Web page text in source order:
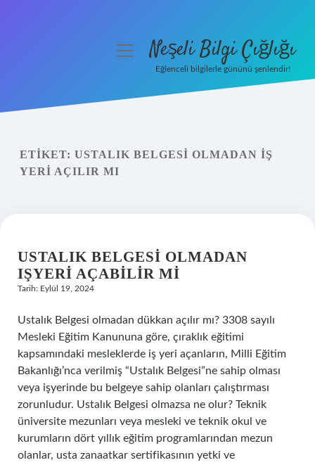
Yasal Uyarı
menüyüNeşeli Bilgi Çığlığı
Eğlenceli bilgilerle gününü şenlendir!
ETIKET: USTALIK BELGESI OLMADAN IŞ
YERI AÇILIR MI
USTALIK BELGESI OLMADAN
IŞYERI AÇABILIR MI
Tarih: Eylül 19, 2024
Ustalık Belgesi olmadan dükkan açılır mı? 3308 sayılı
Mesleki Eğitim Kanununa göre, çıraklık eğitimi
kapsamındaki mesleklerde iş yeri açanların, Milli Eğitim
Bakanlığı’nca verilmiş “Ustalık Belgesi”ne sahip olması
veya işyerinde bu belgeye sahip olanları çalıştırması
zorunludur. Ustalık Belgesi olmazsa ne olur? Teknik
üniversite mezunları veya mesleki ve teknik okul ve
kurumların dört yıllık eğitim programlarından mezun
olanlar, usta zanaatkar sertifikasının yetki ve